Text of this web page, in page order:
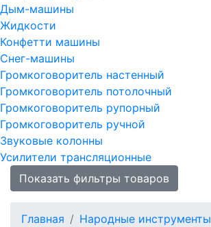
Дым-машины
Жидкости
Конфетти машины
Снег-машины
Громкоговоритель настенный
Громкоговоритель потолочный
Громкоговоритель рупорный
Громкоговоритель ручной
Звуковые колонны
Усилители трансляционные
Показать фильтры товаров
Главная Народные инструменты